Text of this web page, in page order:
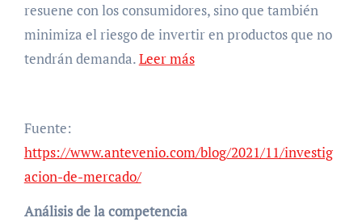
resuene con los consumidores, sino que también
minimiza el riesgo de invertir en productos que no
tendrán demanda.Leer más
Fuente:
https://www.antevenio.com/blog/2021/11/investig
acion-de-mercado/
Análisis de la competencia